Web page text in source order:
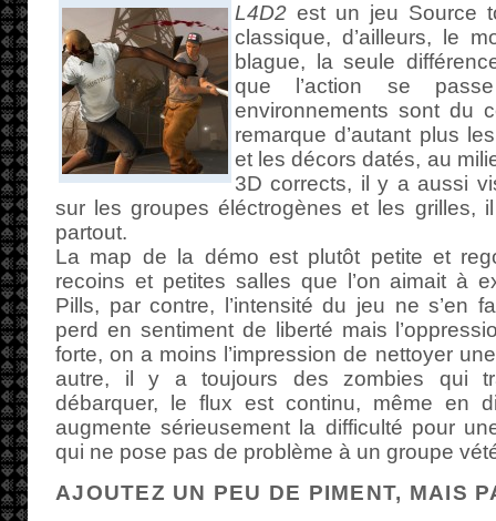
L4D2 est un jeu Source
classique, d’ailleurs, le
blague, la seule
que l’action se
environnements sont du
remarque d’autant plus
et les décors datés, au
3D corrects, il y a aussi
sur les groupes éléctrogènes et les grilles,
partout.
La map de la démo est plutôt petite et
recoins et petites salles que l’on aimait à
Pills, par contre, l’intensité du jeu ne s’en
perd en sentiment de liberté mais
forte, on a moins l’impression de nettoyer
autre, il y a toujours des zombies qui
débarquer, le flux est continu, même en
augmente sérieusement la difficulté pour
qui ne pose pas de problème à un groupe
AJOUTEZ UN PEU DE PIMENT, MAIS